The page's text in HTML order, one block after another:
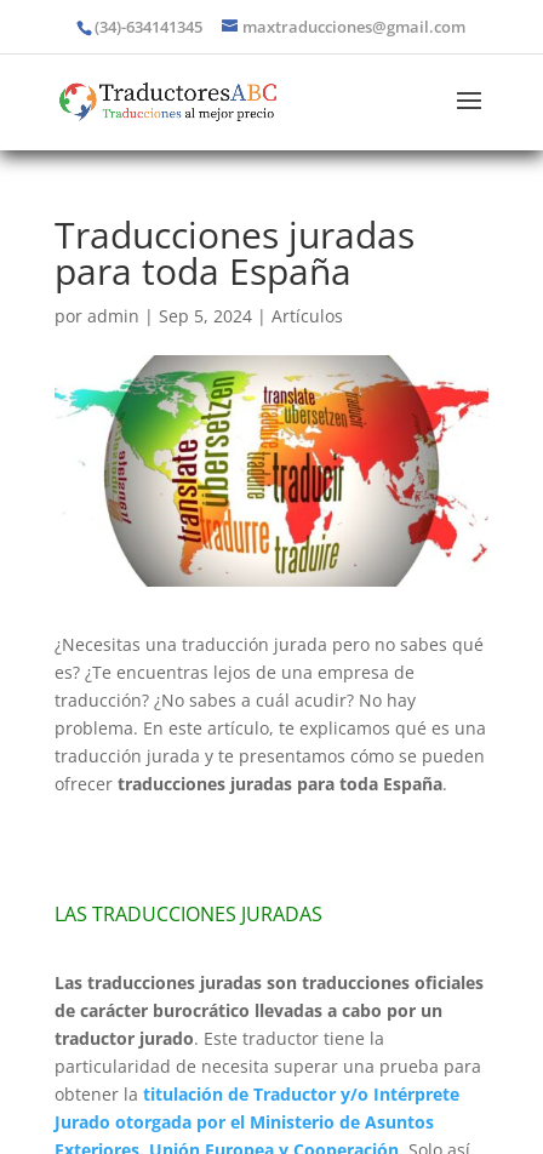
(34)-634141345 maxtraducciones@gmail.com
Traducciones juradas
para toda España
por admin | Sep 5, 2024| Artículos
¿Necesitas una traducción jurada pero no sabes qué
es? ¿Te encuentras lejos de una empresa de
traducción? ¿No sabes a cuál acudir? No hay
problema. En este artículo, te explicamos qué es una
traducción jurada y te presentamos cómo se pueden
ofrecer traducciones juradas para toda España.
LAS TRADUCCIONES JURADAS
Las traducciones juradas son traducciones oficiales
de carácter burocrático llevadas a cabo por un
traductor jurado. Este traductor tiene la
particularidad de necesita superar una prueba para
obtener la titulación de Traductor y/o Intérprete
Jurado otorgada por el Ministerio de Asuntos